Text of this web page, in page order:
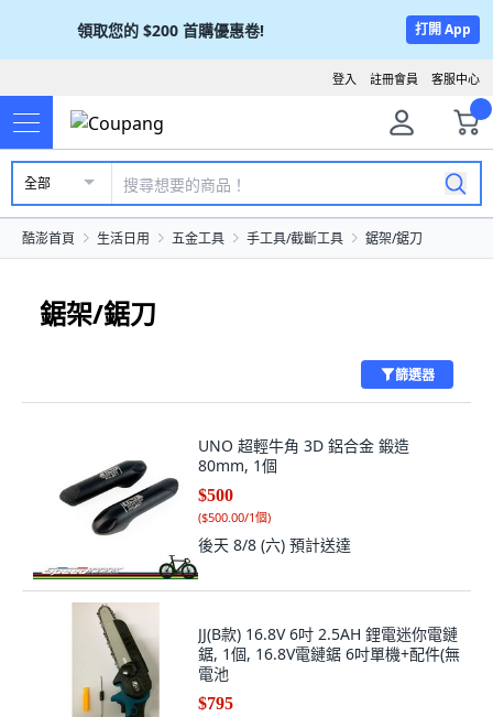
領取您的 $200 首購優惠卷! 打開 App
客服中心
註冊會員
登入
全部
酷澎首頁 生活日用 五金工具 手工具/截斷工具 鋸架/鋸刀
鋸架/鋸刀
篩選器
UNO 超輕牛角 3D 鋁合金 鍛造
80mm, 1個
$500
($500.00/1個)
後天 8/8 (六) 預計送達
JJ(B款) 16.8V 6吋 2.5AH 鋰電迷你電鏈
鋸, 1個, 16.8V電鏈鋸 6吋單機+配件(無
電池
$795